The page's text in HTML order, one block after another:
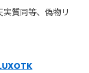
実質同等、偽物リ